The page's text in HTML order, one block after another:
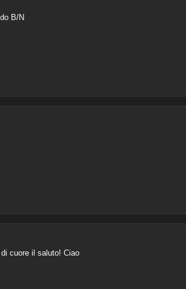
B/N
cuore il saluto! Ciao